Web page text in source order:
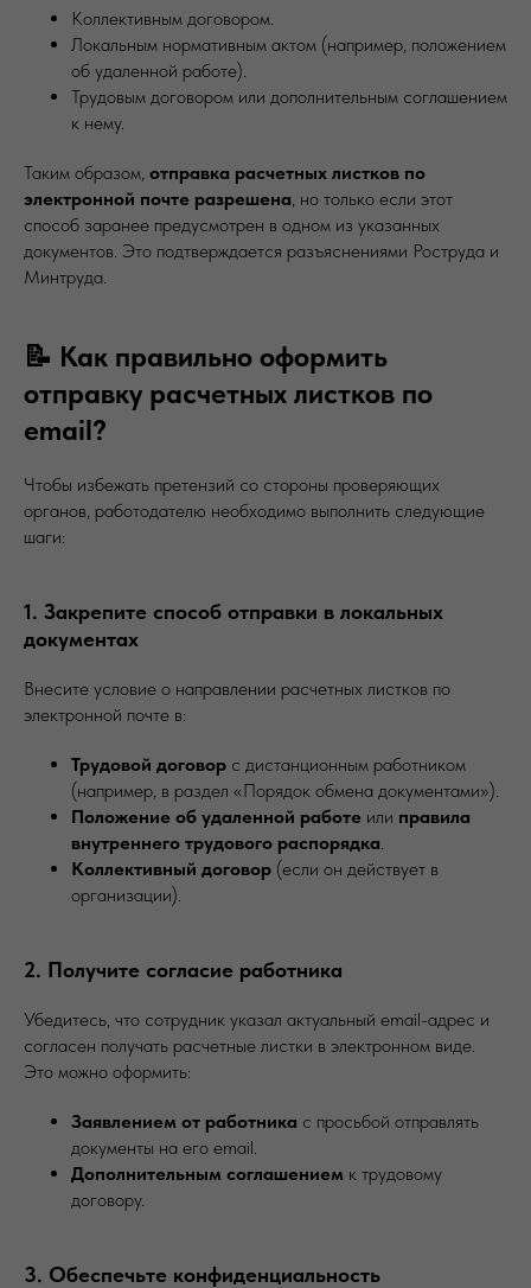
Коллективным договором.
Локальным нормативным актом (например, положением
об удаленной работе).
Трудовым договором или дополнительным соглашением
к нему.
Таким образом, отправка расчетных листков по
электронной почте разрешена , но только если этот
способ заранее предусмотрен в одном из указанных
документов. Это подтверждается разъяснениями Роструда и
Минтруда.
📝 Как правильно оформить
отправку расчетных листков по
email?
Чтобы избежать претензий со стороны проверяющих
органов, работодателю необходимо выполнить следующие
шаги:
1. Закрепите способ отправки в локальных
документах
Внесите условие о направлении расчетных листков по
электронной почте в:
Трудовой договор с дистанционным работником
(например, в раздел «Порядок обмена документами»).
Положение об удаленной работе или правила
внутреннего трудового распорядка
Коллективный договор (если он действует в
организации).
2. Получите согласие работника
Убедитесь, что сотрудник указал актуальный email-адрес и
согласен получать расчетные листки в электронном виде.
Это можно оформить:
Заявлением от работника с просьбой отправлять
документы на его email.
Дополнительным соглашением к трудовому
договору.
3. Обеспечьте конфиденциальность